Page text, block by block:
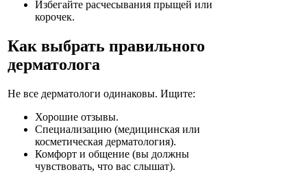
Избегайте расчесывания прыщей или
корочек.
Как выбрать правильного
дерматолога
Не все дерматологи одинаковы. Ищите:
Хорошие отзывы.
Специализацию (медицинская или
косметическая дерматология).
Комфорт и общение (вы должны
чувствовать, что вас слышат).